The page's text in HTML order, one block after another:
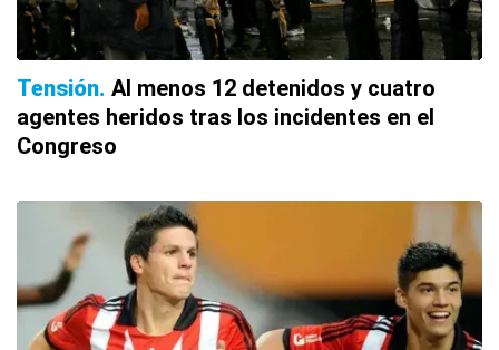
Tensión Al menos 12 detenidos y cuatro
agentes heridos tras los incidentes en el
Congreso